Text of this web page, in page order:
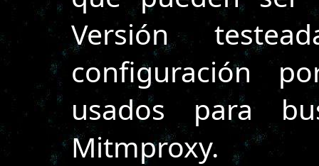
Versión
configuración
usados para
Mitmproxy.